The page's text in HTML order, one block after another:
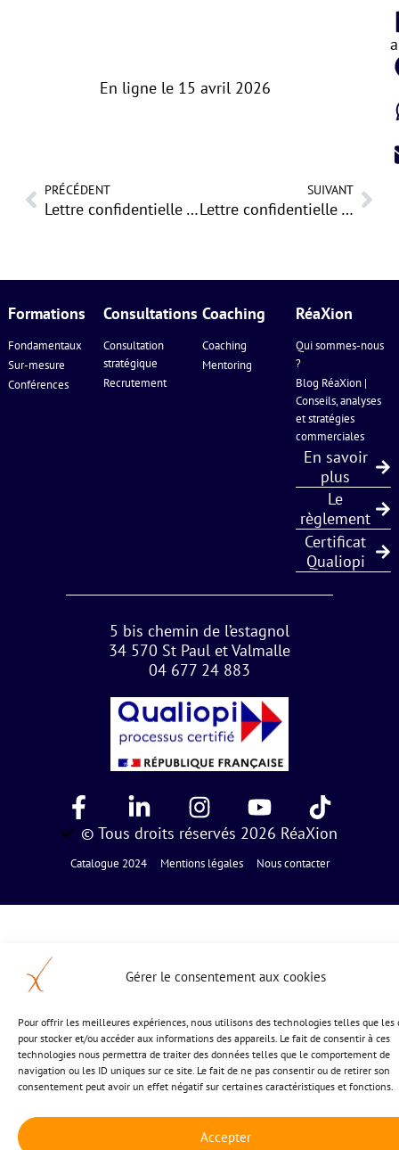
Gérer le consentement aux cookies
Pour offrir les meilleures expériences, nous utilisons des technologies telles que les
pour stocker et/ou accéder aux informations des appareils. Le fait de consentir à ces
technologies nous permettra de traiter des données telles que le comportement de
navigation ou les ID uniques sur ce site. Le fait de ne pas consentir ou de retirer son
consentement peut avoir un effet négatif sur certaines caractéristiques et fonctions.
Accepter
En ligne le 15 avril 2026
PRÉCÉDENT
Lettre confidentielle – mars 2026
SUIVANT
Lettre confidentielle – mai 2026
Formations
Fondamentaux
Sur-mesure
Conférences
Consultations
Consultation
stratégique
Recrutement
Coaching
Coaching
Mentoring
RéaXion
Qui sommes-nous
?
Blog RéaXion |
Conseils, analyses
et stratégies
commerciales
En savoir
plus
Le
règlement
Certificat
Qualiopi
5 bis chemin de l’estagnol
34 570 St Paul et Valmalle
04 677 24 883
© Tous droits réservés 2026 RéaXion
Catalogue 2024 Mentions légales Nous contacter